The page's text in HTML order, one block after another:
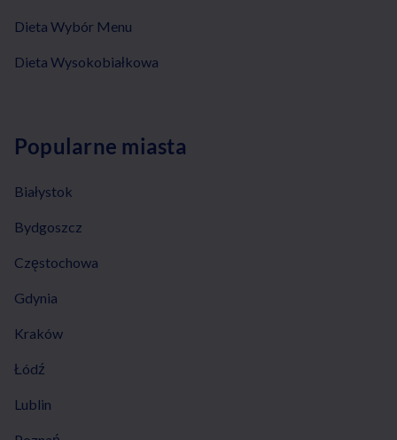
Dieta Wybór Menu
Dieta Wysokobiałkowa
Popularne miasta
Białystok
Bydgoszcz
Częstochowa
Gdynia
Kraków
Łódź
Lublin